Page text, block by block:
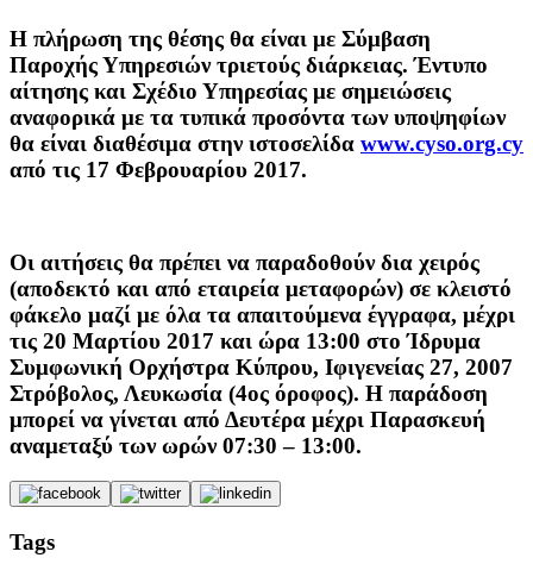
Η πλήρωση της θέσης θα είναι με Σύμβαση
Παροχής Υπηρεσιών τριετούς διάρκειας. Έντυπο
αίτησης και Σχέδιο Υπηρεσίας με σημειώσεις
αναφορικά με τα τυπικά προσόντα των υποψηφίων
θα είναι διαθέσιμα στην ιστοσελίδα www.cyso.org.cy
από τις 17 Φεβρουαρίου 2017.
Οι αιτήσεις θα πρέπει να παραδοθούν δια χειρός
(αποδεκτό και από εταιρεία μεταφορών) σε κλειστό
φάκελο μαζί με όλα τα απαιτούμενα έγγραφα, μέχρι
τις 20 Μαρτίου 2017 και ώρα 13:00 στο Ίδρυμα
Συμφωνική Ορχήστρα Κύπρου, Ιφιγενείας 27, 2007
Στρόβολος, Λευκωσία (4ος όροφος). Η παράδοση
μπορεί να γίνεται από Δευτέρα μέχρι Παρασκευή
αναμεταξύ των ωρών 07:30 – 13:00.
Tags